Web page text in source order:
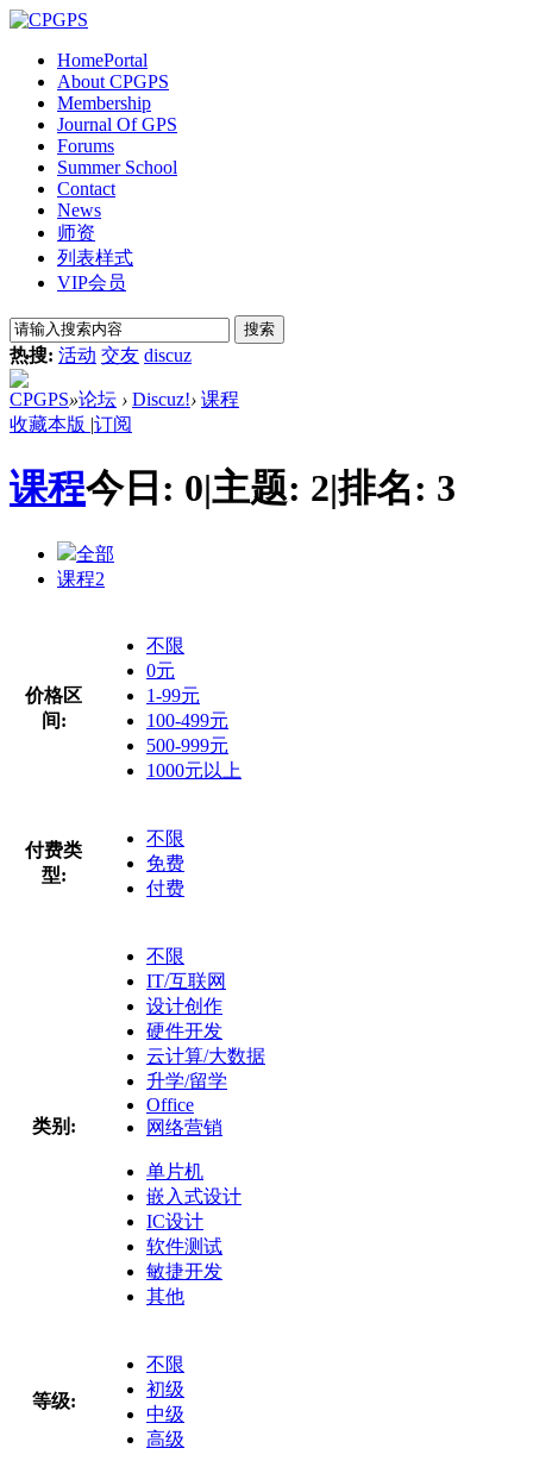
HomePortal
About CPGPS
Membership
Journal Of GPS
Forums
Summer School
Contact
News
师资
列表样式
VIP会员
搜索
热搜: 活动 交友 discuz
CPGPS»论坛 › Discuz!› 课程
收藏本版 |订阅
课程今日: 0|主题: 2|排名: 3
全部
课程2
价格区
间:
不限
0元
1-99元
100-499元
500-999元
1000元以上
付费类
型:
不限
免费
付费
类别:
不限
IT/互联网
设计创作
硬件开发
云计算/大数据
升学/留学
Office
网络营销
单片机
嵌入式设计
IC设计
软件测试
敏捷开发
其他
等级:
不限
初级
中级
高级